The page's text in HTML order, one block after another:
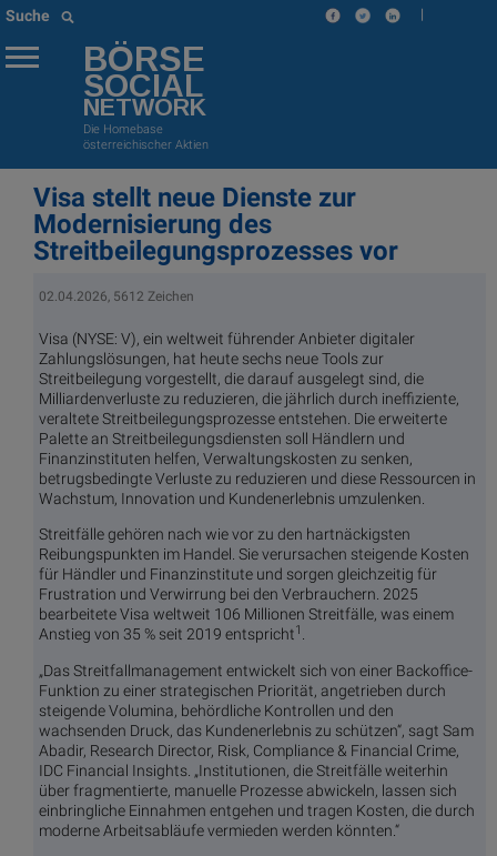
Suche |
BÖRSE
SOCIAL
NETWORK
Die Homebase
österreichischer Aktien
Visa stellt neue Dienste zur
Modernisierung des
Streitbeilegungsprozesses vor
02.04.2026, 5612 Zeichen
Visa (NYSE: V), ein weltweit führender Anbieter digitaler
Zahlungslösungen, hat heute sechs neue Tools zur
Streitbeilegung vorgestellt, die darauf ausgelegt sind, die
Milliardenverluste zu reduzieren, die jährlich durch ineffiziente,
veraltete Streitbeilegungsprozesse entstehen. Die erweiterte
Palette an Streitbeilegungsdiensten soll Händlern und
Finanzinstituten helfen, Verwaltungskosten zu senken,
betrugsbedingte Verluste zu reduzieren und diese Ressourcen in
Wachstum, Innovation und Kundenerlebnis umzulenken.
Streitfälle gehören nach wie vor zu den hartnäckigsten
Reibungspunkten im Handel. Sie verursachen steigende Kosten
für Händler und Finanzinstitute und sorgen gleichzeitig für
Frustration und Verwirrung bei den Verbrauchern. 2025
bearbeitete Visa weltweit 106 Millionen Streitfälle, was einem
Anstieg von 35 % seit 2019 entspricht1 .
„Das Streitfallmanagement entwickelt sich von einer Backoffice-
Funktion zu einer strategischen Priorität, angetrieben durch
steigende Volumina, behördliche Kontrollen und den
wachsenden Druck, das Kundenerlebnis zu schützen“, sagt Sam
Abadir, Research Director, Risk, Compliance & Financial Crime,
IDC Financial Insights. „Institutionen, die Streitfälle weiterhin
über fragmentierte, manuelle Prozesse abwickeln, lassen sich
einbringliche Einnahmen entgehen und tragen Kosten, die durch
moderne Arbeitsabläufe vermieden werden könnten.“